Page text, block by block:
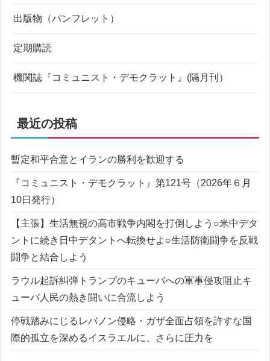
出版物（パンフレット）
定期購読
機関誌『コミュニスト・デモクラット』(隔月刊）
最近の投稿
暫定和平合意とイランの勝利を歓迎する
『コミュニスト・デモクラット』第121号（2026年６月
10日発行）
【主張】生活無視の高市戦争内閣を打倒しよう ○米中デタ
ントに続き日中デタントへ転換せよ ○生活防衛闘争を反戦
闘争と結合しよう
ラウル起訴糾弾 トランプのキューバへの軍事侵攻阻止キ
ューバ人民の熱き闘いに合流しよう
停戦踏みにじるレバノン侵略・ガザ全面占領を許すな国
際的孤立を深めるイスラエルに、さらに圧力を